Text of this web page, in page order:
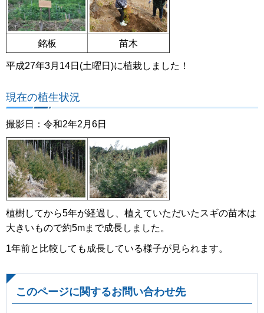
銘板 苗木
平成27年3月14日(土曜日)に植栽しました！
現在の植生状況
撮影日：令和2年2月6日
植樹してから5年が経過し、植えていただいたスギの苗木は
大きいもので約5mまで成長しました。
1年前と比較しても成長している様子が見られます。
このページに関するお問い合わせ先